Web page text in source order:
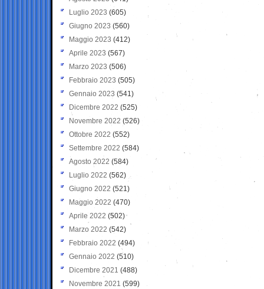
Luglio 2023 (605)
Giugno 2023 (560)
Maggio 2023 (412)
Aprile 2023 (567)
Marzo 2023 (506)
Febbraio 2023 (505)
Gennaio 2023 (541)
Dicembre 2022 (525)
Novembre 2022 (526)
Ottobre 2022 (552)
Settembre 2022 (584)
Agosto 2022 (584)
Luglio 2022 (562)
Giugno 2022 (521)
Maggio 2022 (470)
Aprile 2022 (502)
Marzo 2022 (542)
Febbraio 2022 (494)
Gennaio 2022 (510)
Dicembre 2021 (488)
Novembre 2021 (599)